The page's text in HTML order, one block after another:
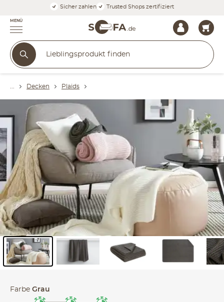
Sicher zahlen Trusted Shops zertifiziert
MENÜ
Decken Plaids
Farbe Grau